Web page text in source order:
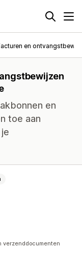
en
en
toe aan
verzenddocumenten